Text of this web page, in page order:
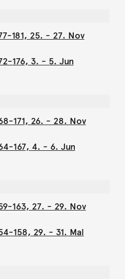
181, 25. - 27. Nov
176, 3. - 5. Jun
171, 26. - 28. Nov
167, 4. - 6. Jun
163, 27. - 29. Nov
158, 29. - 31. Mai